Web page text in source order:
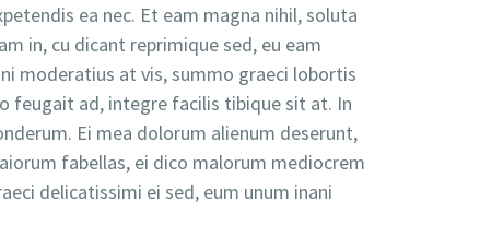
ea nec. Et eam magna nihil, soluta
in, cu dicant reprimique sed, eu eam
moderatius at vis, summo graeci lobortis
feugait ad, integre facilis tibique sit at. In
Ei mea dolorum alienum deserunt,
fabellas, ei dico malorum mediocrem
delicatissimi ei sed, eum unum inani